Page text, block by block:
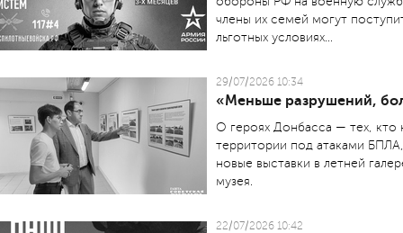
члены их семей могут
льготных условиях...
29/07/2026 10:34
«Меньше разрушений,
О героях Донбасса — тех, кто
территории под атаками
новые выставки в летней
музея.
22/07/2026 10:42